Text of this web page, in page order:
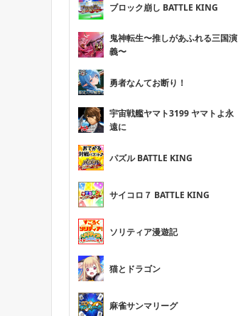
ブロック崩し BATTLE KING
鬼神転生〜推しがあふれる三国演
義〜
勇者なんてお断り！
宇宙戦艦ヤマト3199 ヤマトよ永
遠に
パズル BATTLE KING
サイコロ７ BATTLE KING
ソリティア漫遊記
猫とドラゴン
麻雀サンマリーグ